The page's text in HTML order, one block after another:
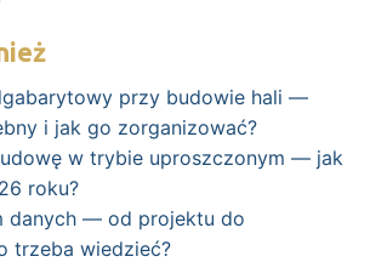
przy budowie hali —
i jak go zorganizować?
w trybie uproszczonym — jak
roku?
danych — od projektu do
trzeba wiedzieć?